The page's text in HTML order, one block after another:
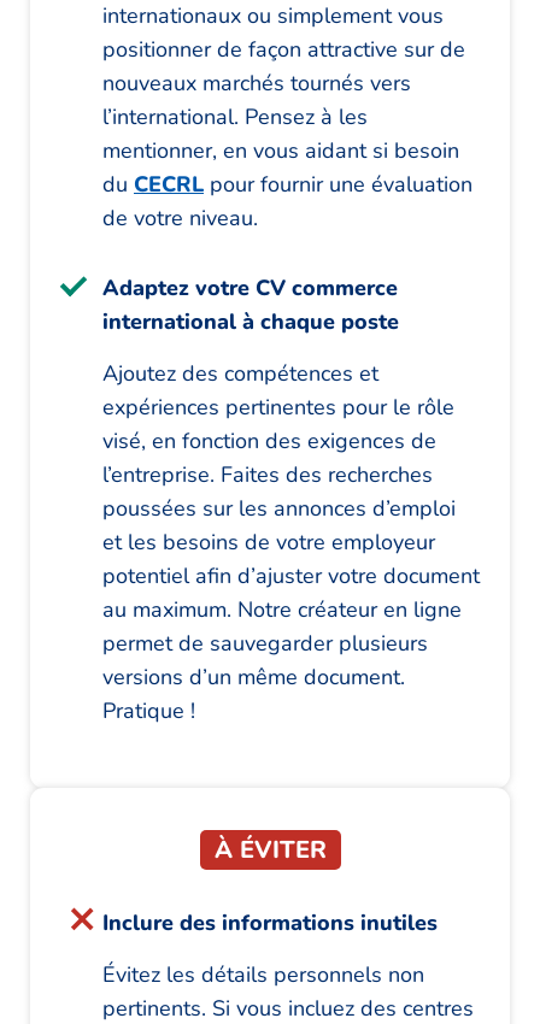
internationaux ou simplement vous
positionner de façon attractive sur de
nouveaux marchés tournés vers
l’international. Pensez à les
mentionner, en vous aidant si besoin
du CECRL pour fournir une évaluation
de votre niveau.
Adaptez votre CV commerce
international à chaque poste
Ajoutez des compétences et
expériences pertinentes pour le rôle
visé, en fonction des exigences de
l’entreprise. Faites des recherches
poussées sur les annonces d’emploi
et les besoins de votre employeur
potentiel afin d’ajuster votre document
au maximum. Notre créateur en ligne
permet de sauvegarder plusieurs
versions d’un même document.
Pratique !
À ÉVITER
Inclure des informations inutiles
Évitez les détails personnels non
pertinents. Si vous incluez des centres